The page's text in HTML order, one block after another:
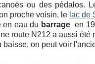
ou des pédalos.
proche voisin, le lac de
en eau du barrage en
route N212 a aussi
baisse, on peut voir